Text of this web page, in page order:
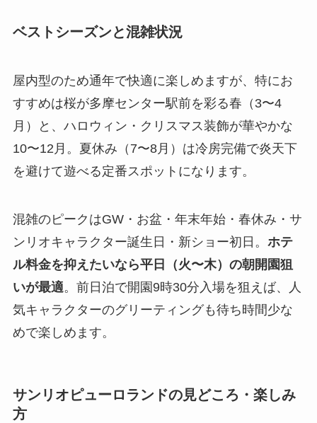
ベストシーズンと混雑状況
屋内型のため通年で快適に楽しめますが、特にお
すすめは桜が多摩センター駅前を彩る春（3〜4
月）と、ハロウィン・クリスマス装飾が華やかな
10〜12月。夏休み（7〜8月）は冷房完備で炎天下
を避けて遊べる定番スポットになります。
混雑のピークはGW・お盆・年末年始・春休み・サ
ンリオキャラクター誕生日・新ショー初日。 ホテ
ル料金を抑えたいなら平日（火〜木）の朝開園狙
いが最適。前日泊で開園9時30分入場を狙えば、人
気キャラクターのグリーティングも待ち時間少な
めで楽しめます。
サンリオピューロランドの見どころ・楽しみ
方